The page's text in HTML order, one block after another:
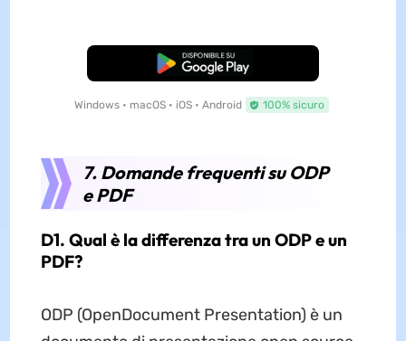
Download Gratis
Windows • macOS • iOS • Android 100% sicuro
7. Domande frequenti su ODP
e PDF
D1. Qual è la differenza tra un ODP e un
PDF?
ODP (OpenDocument Presentation) è un